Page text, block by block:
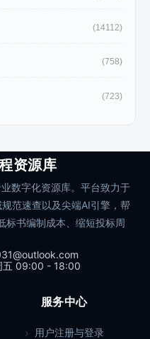
(14112)
(758)
(723)
资源库
数字化资源库。平台致力于
范速查以及尖端AI引擎，帮
标书编制成本、缩短投标周
五 09:00 - 18:00
服务中心
用户注册与登录